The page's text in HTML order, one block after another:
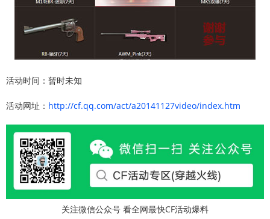
活动时间：暂时未知
活动网址： http://cf.qq.com/act/a20141127video/index.htm
关注微信公众号 看全网最快CF活动爆料